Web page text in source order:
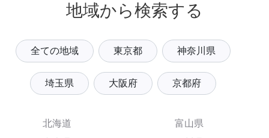
地域から検索する
全ての地域 東京都 神奈川県
埼玉県 大阪府 京都府
北海道
富山県